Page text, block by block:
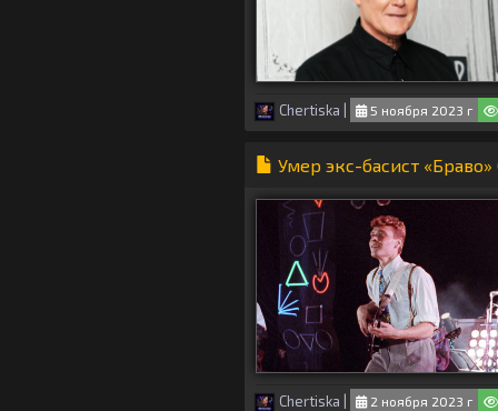
Chertiska 5 ноября 2023 г
Умер экс-басист
Chertiska 2 ноября 2023 г